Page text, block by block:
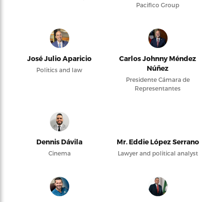
Pacifico Group
José Julio Aparicio
Politics and law
Carlos Johnny Méndez
Núñez
Presidente Cámara de
Representantes
Dennis Dávila
Cinema
Mr. Eddie López Serrano
Lawyer and political analyst